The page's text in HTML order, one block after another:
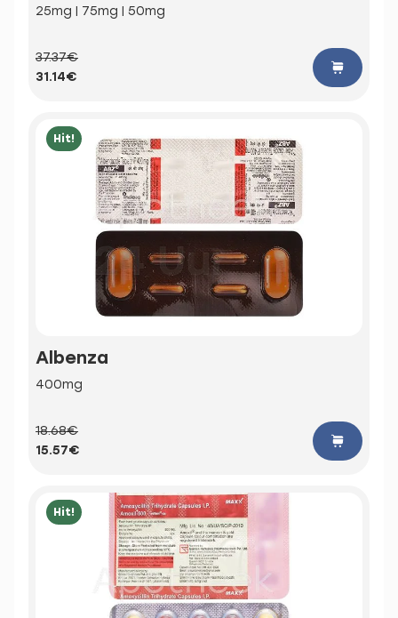
25mg | 75mg | 50mg
37.37€
31.14€
Hit!
Albenza
400mg
18.68€
15.57€
Hit!